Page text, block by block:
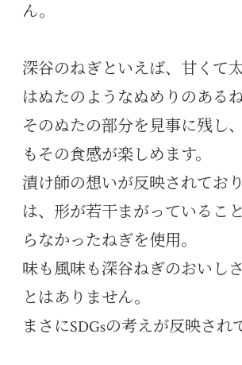
ん。
深谷のねぎといえば、甘くて
はぬたのようなぬめりのあるね
そのぬたの部分を見事に残し
もその食感が楽しめます。
漬け師の想いが反映されてお
は、形が若干まがっているこ
らなかったねぎを使用。
味も風味も深谷ねぎのおいし
とはありません。
まさにSDGsの考えが反映され